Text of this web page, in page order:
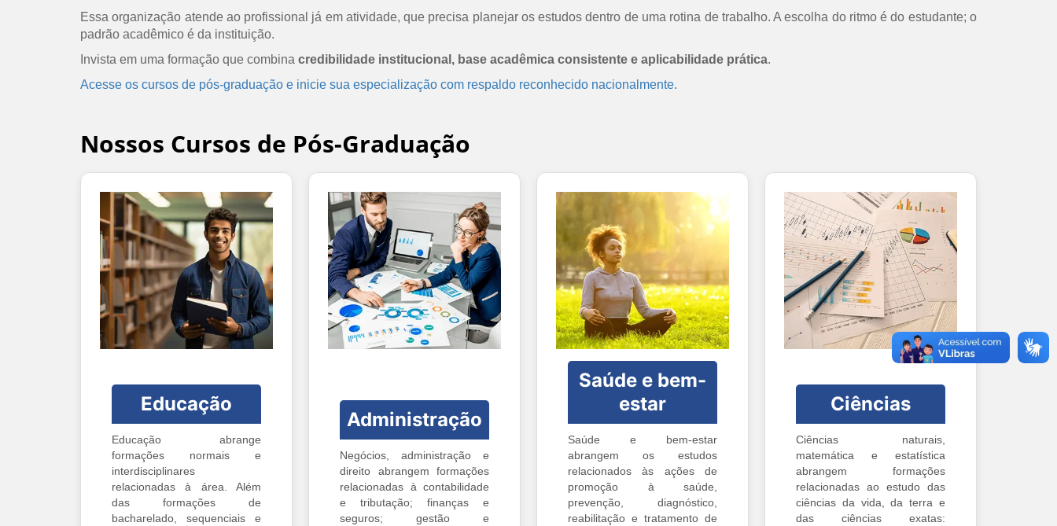
Essa organização atende ao profissional já em atividade, que precisa planejar os estudos dentro de uma rotina de trabalho. A escolha do ritmo é do estudante; o
padrão acadêmico é da instituição.
Invista em uma formação que combina credibilidade institucional, base acadêmica consistente e aplicabilidade prática.
Acesse os cursos de pós-graduação e inicie sua especialização com respaldo reconhecido nacionalmente.
Nossos Cursos de Pós-Graduação
Educação
Educação abrange
formações normais e
interdisciplinares
relacionadas à área. Além
das formações de
bacharelado, sequenciais e
Administração
Negócios, administração e
direito abrangem formações
relacionadas à contabilidade
e tributação; finanças e
seguros; gestão e
Saúde e bem-
estar
Saúde e bem-estar
abrangem os estudos
relacionados às ações de
promoção à saúde,
prevenção, diagnóstico,
reabilitação e tratamento de
Ciências
Ciências naturais,
matemática e estatística
abrangem formações
relacionadas ao estudo das
ciências da vida, da terra e
das ciências exatas: